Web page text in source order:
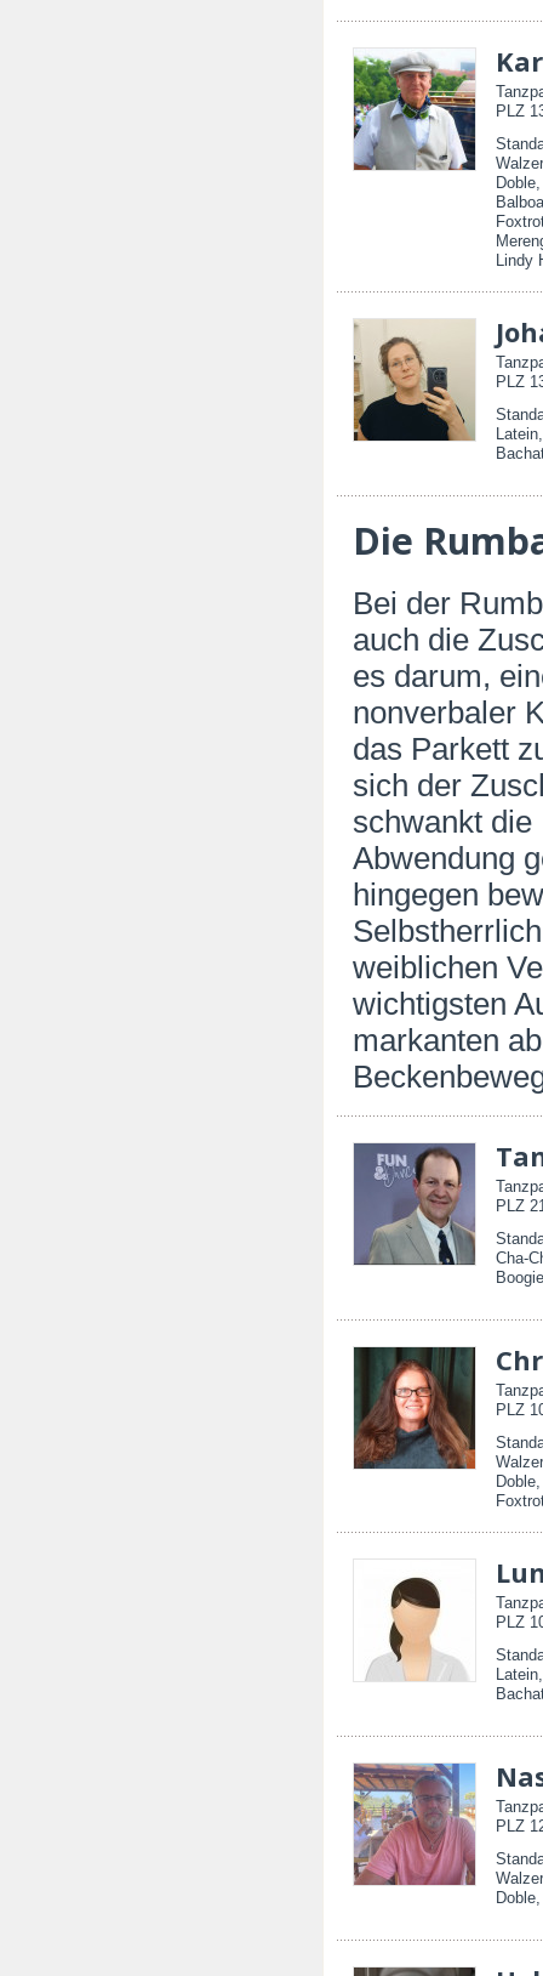
PLZ
Lindy
PLZ
Die
Bei der
auch die
es darum,
nonverbaler
das Parkett
sich der
schwankt
Abwendung
hingegen
weiblichen
wichtigsten
markanten
PLZ
Cha-
PLZ
PLZ
PLZ